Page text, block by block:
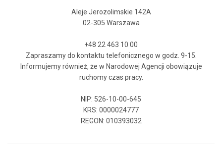
Aleje Jerozolimskie 142A
02-305 Warszawa
+48 22 463 10 00
Zapraszamy do kontaktu telefonicznego w godz. 9-15.
Informujemy również, że w Narodowej Agencji obowiązuje
ruchomy czas pracy.
NIP: 526-10-00-645
KRS: 0000024777
REGON: 010393032